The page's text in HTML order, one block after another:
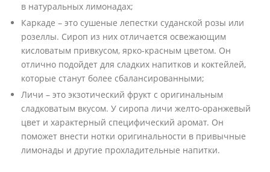
в натуральных лимонадах;
Каркаде – это сушеные лепестки суданской розы или
розеллы. Сироп из них отличается освежающим
кисловатым привкусом, ярко-красным цветом. Он
отлично подойдет для сладких напитков и коктейлей,
которые станут более сбалансированными;
Личи – это экзотический фрукт с оригинальным
сладковатым вкусом. У сиропа личи желто-оранжевый
цвет и характерный специфический аромат. Он
поможет внести нотки оригинальности в привычные
лимонады и другие прохладительные напитки.